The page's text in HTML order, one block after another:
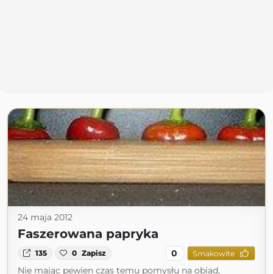
24 maja 2012
Faszerowana papryka
135 0 Zapisz 0 Smakowite
Nie mając pewien czas temu pomysłu na obiad,